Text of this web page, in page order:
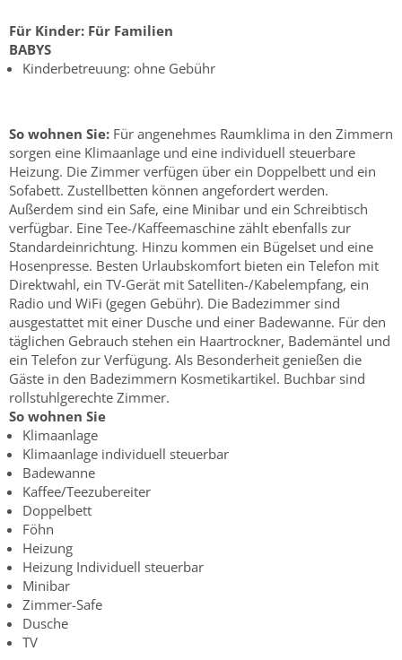
Für Kinder: Für Familien
BABYS
Kinderbetreuung: ohne Gebühr
So wohnen Sie: Für angenehmes Raumklima in den Zimmern
sorgen eine Klimaanlage und eine individuell steuerbare
Heizung. Die Zimmer verfügen über ein Doppelbett und ein
Sofabett. Zustellbetten können angefordert werden.
Außerdem sind ein Safe, eine Minibar und ein Schreibtisch
verfügbar. Eine Tee-/Kaffeemaschine zählt ebenfalls zur
Standardeinrichtung. Hinzu kommen ein Bügelset und eine
Hosenpresse. Besten Urlaubskomfort bieten ein Telefon mit
Direktwahl, ein TV-Gerät mit Satelliten-/Kabelempfang, ein
Radio und WiFi (gegen Gebühr). Die Badezimmer sind
ausgestattet mit einer Dusche und einer Badewanne. Für den
täglichen Gebrauch stehen ein Haartrockner, Bademäntel und
ein Telefon zur Verfügung. Als Besonderheit genießen die
Gäste in den Badezimmern Kosmetikartikel. Buchbar sind
rollstuhlgerechte Zimmer.
So wohnen Sie
Klimaanlage
Klimaanlage individuell steuerbar
Badewanne
Kaffee/Teezubereiter
Doppelbett
Föhn
Heizung
Heizung Individuell steuerbar
Minibar
Zimmer-Safe
Dusche
TV